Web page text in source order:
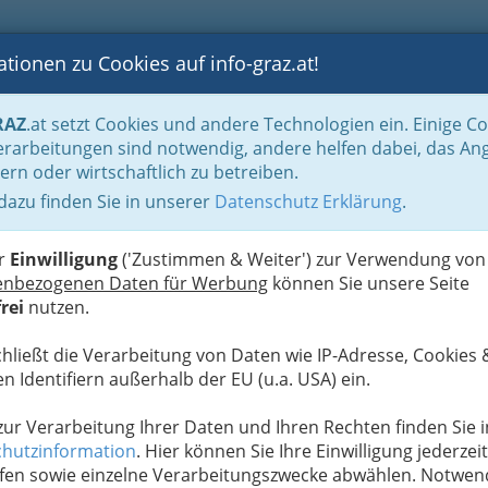
BLOGS FOTOS GASTRONOMIE BRANCHEN
zu Cookies auf info-graz.at!
.at setzt Cookies und andere Technologien ein. Einige
sind notwendig, andere helfen dabei, das
oder wirtschaftlich zu betreiben.
finden Sie in unserer Datenschutz Erklärung.
Einwilligung('Zustimmen & Weiter') zur Verwendung von
Daten für Werbung können Sie unsere Seite
nutzen.
die Verarbeitung von Daten wie IP-Adresse, Cookies
Identifiern außerhalb der EU (u.a. USA) ein.
Verarbeitung Ihrer Daten und Ihren Rechten finden Sie
. Hier können Sie Ihre Einwilligung jederzeit
sowie einzelne Verarbeitungszwecke abwählen.
in der Steiermark